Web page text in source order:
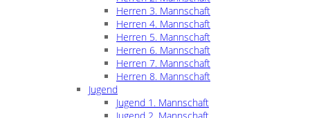
Herren 3. Mannschaft
Herren 4. Mannschaft
Herren 5. Mannschaft
Herren 6. Mannschaft
Herren 7. Mannschaft
Herren 8. Mannschaft
Jugend
Jugend 1. Mannschaft